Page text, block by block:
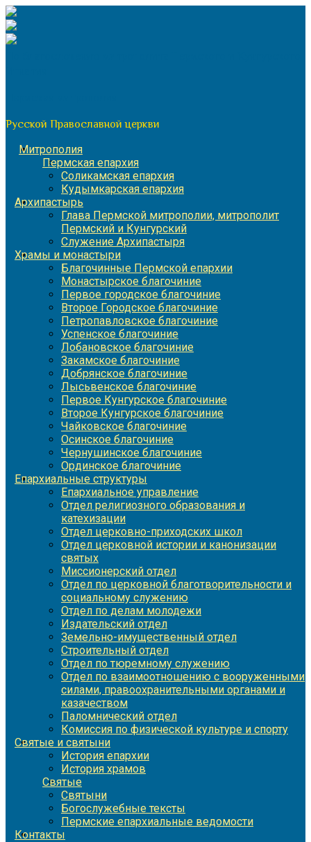
Перейти
к
содержимому
Русской Православной церкви
Митрополия
Пермская епархия
Соликамская епархия
Кудымкарская епархия
Архипастырь
Глава Пермской митрополии, митрополит
Пермский и Кунгурский
Служение Архипастыря
Храмы и монастыри
Благочинные Пермской епархии
Монастырское благочиние
Первое городское благочиние
Второе Городское благочиние
Петропавловское благочиние
Успенское благочиние
Лобановское благочиние
Закамское благочиние
Добрянское благочиние
Лысьвенское благочиние
Первое Кунгурское благочиние
Второе Кунгурское благочиние
Чайковское благочиние
Осинское благочиние
Чернушинское благочиние
Ординское благочиние
Епархиальные структуры
Епархиальное управление
Отдел религиозного образования и
катехизации
Отдел церковно-приходских школ
Отдел церковной истории и канонизации
святых
Миссионерский отдел
Отдел по церковной благотворительности и
социальному служению
Отдел по делам молодежи
Издательский отдел
Земельно-имущественный отдел
Строительный отдел
Отдел по тюремному служению
Отдел по взаимоотношению с вооруженными
силами, правоохранительными органами и
казачеством
Паломнический отдел
Комиссия по физической культуре и спорту
Святые и святыни
История епархии
История храмов
Святые
Святыни
Богослужебные тексты
Пермские епархиальные ведомости
Контакты